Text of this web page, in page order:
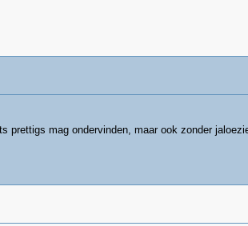
mag ondervinden, maar ook zonder